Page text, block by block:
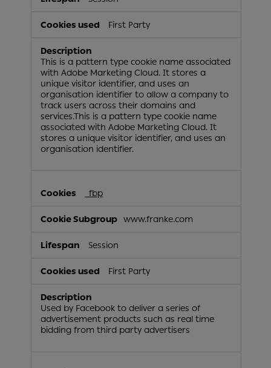
First Party
This is a pattern type cookie name associated
with Adobe Marketing Cloud. It stores a
unique visitor identifier, and uses an
organisation identifier to allow a company to
track users across their domains and
services.This is a pattern type cookie name
associated with Adobe Marketing Cloud. It
stores a unique visitor identifier, and uses an
organisation identifier.
_fbp
www.franke.com
Session
First Party
Used by Facebook to deliver a series of
advertisement products such as real time
bidding from third party advertisers